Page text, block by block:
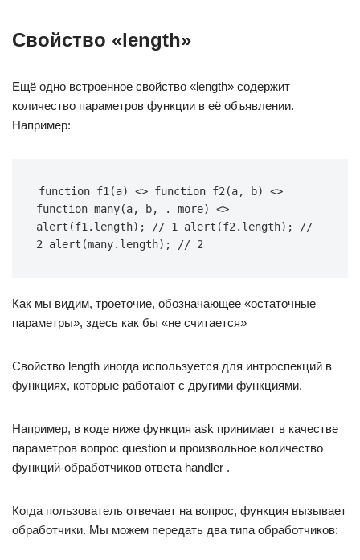
Свойство «length»
Ещё одно встроенное свойство «length» содержит
количество параметров функции в её объявлении.
Например:
function f1(a) <> function f2(a, b) <>
function many(a, b, . more) <>
alert(f1.length); // 1 alert(f2.length); //
2 alert(many.length); // 2
Как мы видим, троеточие, обозначающее «остаточные
параметры», здесь как бы «не считается»
Свойство length иногда используется для интроспекций в
функциях, которые работают с другими функциями.
Например, в коде ниже функция ask принимает в качестве
параметров вопрос question и произвольное количество
функций-обработчиков ответа handler .
Когда пользователь отвечает на вопрос, функция вызывает
обработчики. Мы можем передать два типа обработчиков: